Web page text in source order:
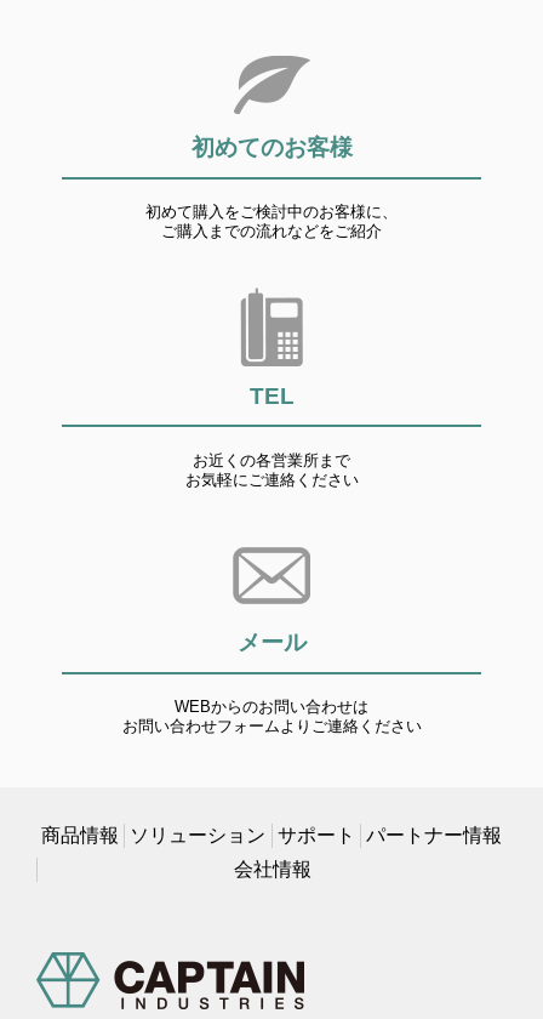
初めてのお客様
初めて購入をご検討中のお客様に、
ご購入までの流れなどをご紹介
TEL
お近くの各営業所まで
お気軽にご連絡ください
メール
WEBからのお問い合わせは
お問い合わせフォームよりご連絡ください
商品情報 ソリューション サポート
パートナー情報
会社情報